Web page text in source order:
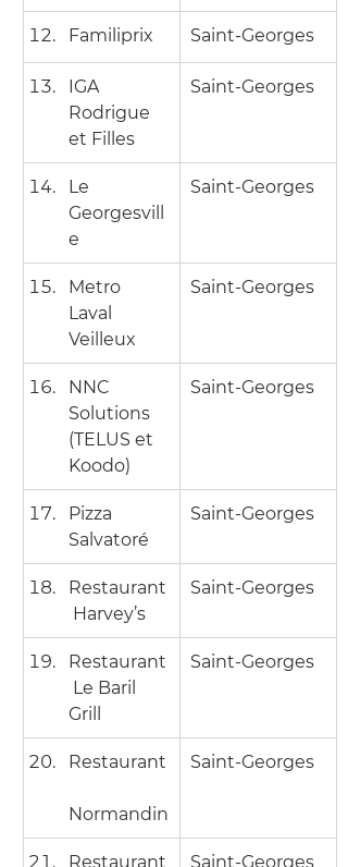
Familiprix Saint-Georges
IGA
Rodrigue
et Filles
Saint-Georges
Le
Georgesvill
e
Saint-Georges
Metro
Laval
Veilleux
Saint-Georges
NNC
Solutions
(TELUS et
Koodo)
Saint-Georges
Pizza
Salvatoré
Saint-Georges
Restaurant
Harvey’s
Saint-Georges
Restaurant
Le Baril
Grill
Saint-Georges
Restaurant
Normandin
Saint-Georges
Restaurant
Saint-Georges